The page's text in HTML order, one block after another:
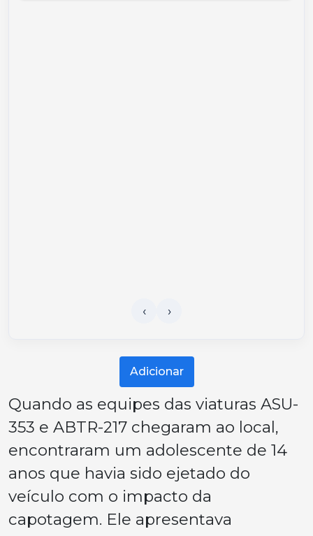
Adicionar
Quando as equipes das viaturas ASU-
353 e ABTR-217 chegaram ao local,
encontraram um adolescente de 14
anos que havia sido ejetado do
veículo com o impacto da
capotagem. Ele apresentava